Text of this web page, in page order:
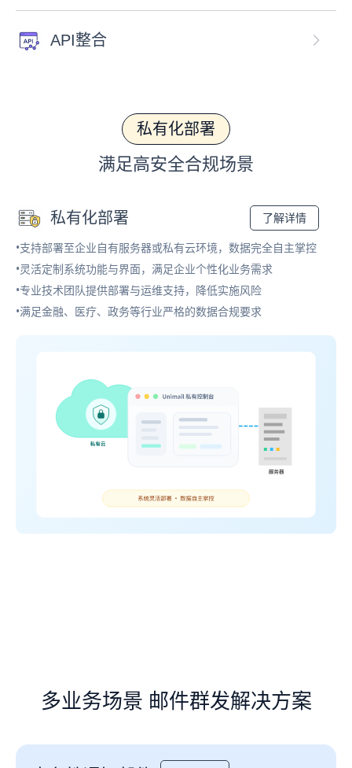
API整合
私有化部署
满足高安全合规场景
私有化部署 了解详情
•支持部署至企业自有服务器或私有云环境，数据完全自主掌控
•灵活定制系统功能与界面，满足企业个性化业务需求
•专业技术团队提供部署与运维支持，降低实施风险
•满足金融、医疗、政务等行业严格的数据合规要求
多业务场景 邮件群发解决方案